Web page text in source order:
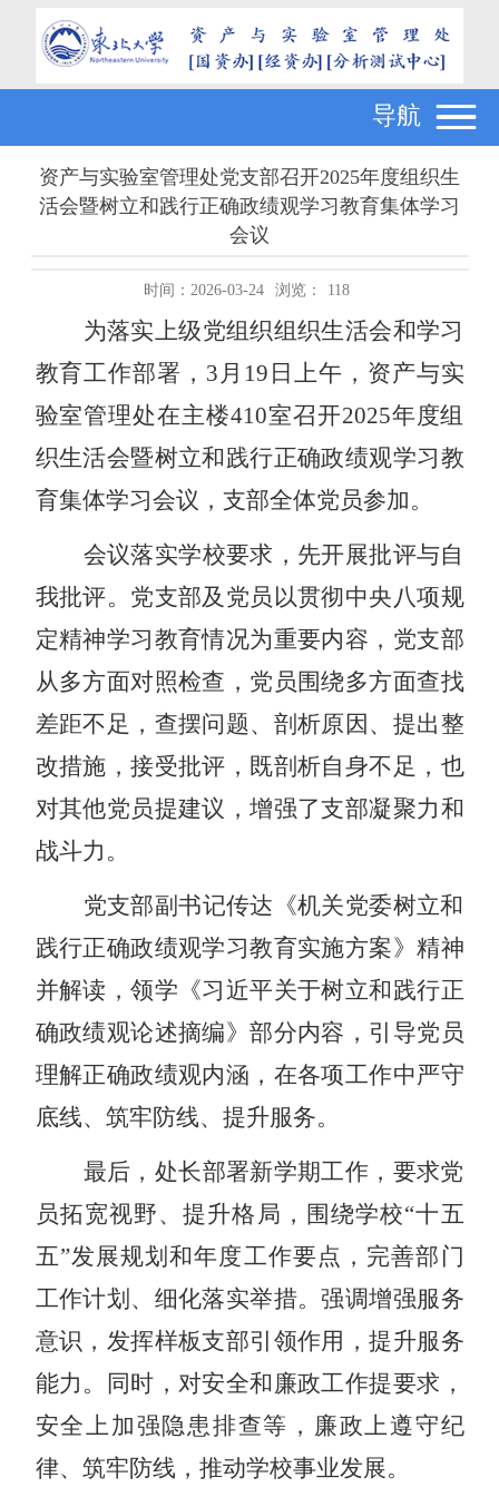
导航
资产与实验室管理处党支部召开2025年度组织生
活会暨树立和践行正确政绩观学习教育集体学习
会议
时间：2026-03-24 浏览： 118
为落实上级党组织组织生活会和学习
教育工作部署， 3月19日上午，资产与实
验室管理处在主楼410室召开2025年度组
织生活会暨树立和践行正确政绩观学习教
育集体学习会议，支部全体党员参加。
会议落实学校要求，先开展批评与自
我批评。党支部及党员以贯彻中央八项规
定精神学习教育情况为重要内容，党支部
从多方面对照检查，党员围绕多方面查找
差距不足，查摆问题、剖析原因、提出整
改措施，接受批评，既剖析自身不足，也
对其他党员提建议，增强了支部凝聚力和
战斗力。
党支部副书记传达《机关党委树立和
践行正确政绩观学习教育实施方案》精神
并解读，领学《习近平关于树立和践行正
确政绩观论述摘编》部分内容，引导党员
理解正确政绩观内涵，在各项工作中严守
底线、筑牢防线、提升服务。
最后，处长部署新学期工作，要求党
员拓宽视野、提升格局，围绕学校“十五
五”发展规划和年度工作要点，完善部门
工作计划、细化落实举措。强调增强服务
意识，发挥样板支部引领作用，提升服务
能力。同时，对安全和廉政工作提要求，
安全上加强隐患排查等，廉政上遵守纪
律、筑牢防线，推动学校事业发展。